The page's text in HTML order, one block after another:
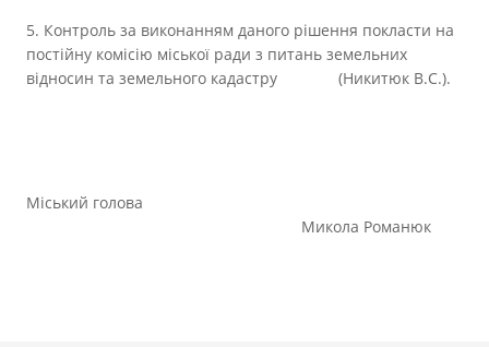
5. Контроль за виконанням даного рішення покласти на
постійну комісію міської ради з питань земельних
відносин та земельного кадастру (Никитюк В.С.).
Міський голова
Микола Романюк